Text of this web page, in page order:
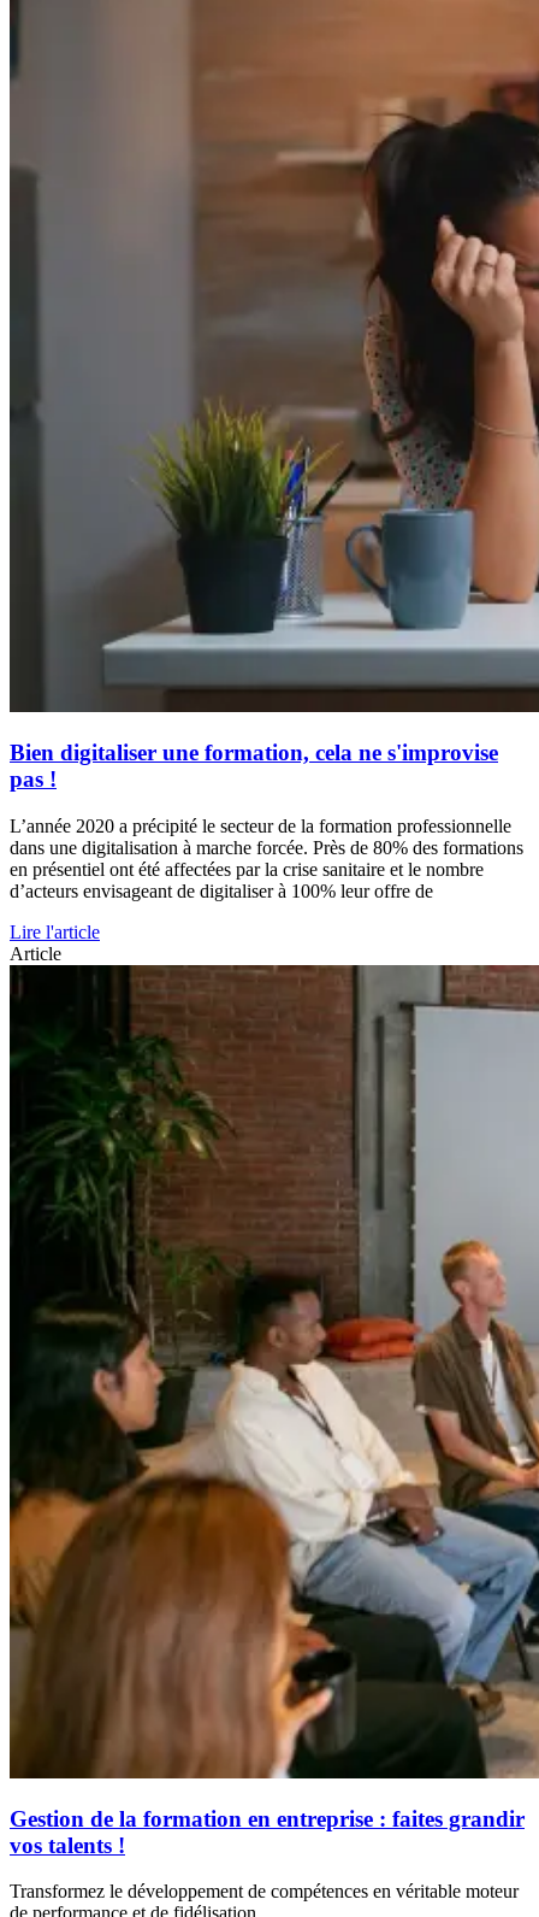
Bien digitaliser une formation, cela ne s'improvise
pas !
L’année 2020 a précipité le secteur de la formation professionnelle
dans une digitalisation à marche forcée. Près de 80% des formations
en présentiel ont été affectées par la crise sanitaire et le nombre
d’acteurs envisageant de digitaliser à 100% leur offre de
Lire l'article
Article
Gestion de la formation en entreprise : faites grandir
vos talents !
Transformez le développement de compétences en véritable moteur